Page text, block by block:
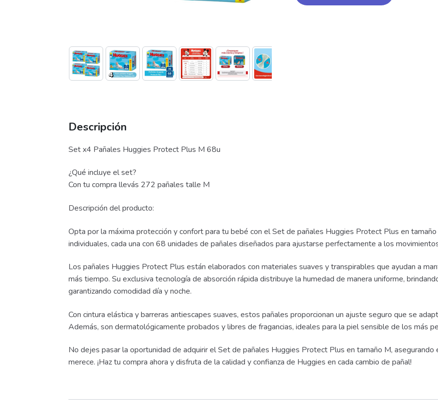
Descripción
Set x4 Pañales Huggies Protect Plus M 68u
¿Qué incluye el set?
Con tu compra llevás 272 pañales talle M
Descripción del producto:
Opta por la máxima protección y confort para tu bebé con el Set de pañales Huggies Protect Plus en
individuales, cada una con 68 unidades de pañales diseñados para ajustarse perfectamente a los
Los pañales Huggies Protect Plus están elaborados con materiales suaves y transpirables que ayudan a
más tiempo. Su exclusiva tecnología de absorción rápida distribuye la humedad de manera uniforme,
garantizando comodidad día y noche.
Con cintura elástica y barreras antiescapes suaves, estos pañales proporcionan un ajuste seguro que se
Además, son dermatológicamente probados y libres de fragancias, ideales para la piel sensible de los más
No dejes pasar la oportunidad de adquirir el Set de pañales Huggies Protect Plus en tamaño M,
merece. ¡Haz tu compra ahora y disfruta de la calidad y confianza de Huggies en cada cambio de pañal!